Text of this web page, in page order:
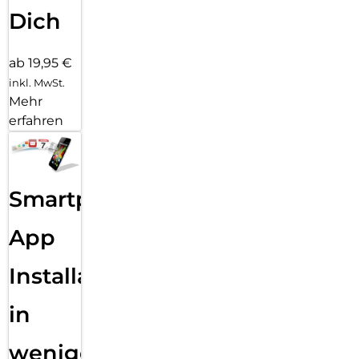
Dich
ab 19,95 €
inkl. MwSt.
Mehr
erfahren
Smartphone
App
Installation
in
wenigen